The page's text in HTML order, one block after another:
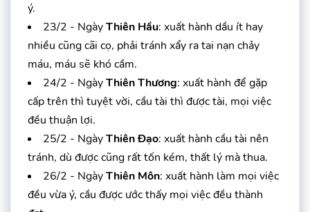
ý.
23/2 - NgàyThiên Hầu: xuất hành dầu ít hay
nhiều cũng cãi cọ, phải tránh xẩy ra tai nạn chảy
máu, máu sẽ khó cầm.
24/2 - NgàyThiên Thương: xuất hành để gặp
cấp trên thì tuyệt vời, cầu tài thì được tài, mọi việc
đều thuận lợi.
25/2 - NgàyThiên Đạo: xuất hành cầu tài nên
tránh, dù được cũng rất tốn kém, thất lý mà thua.
26/2 - NgàyThiên Môn: xuất hành làm mọi việc
đều vừa ý, cầu được ước thấy mọi việc đều thành